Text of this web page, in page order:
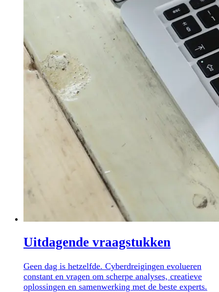
Uitdagende vraagstukken
Geen dag is hetzelfde. Cyberdreigingen evolueren
constant en vragen om scherpe analyses, creatieve
oplossingen en samenwerking met de beste experts.